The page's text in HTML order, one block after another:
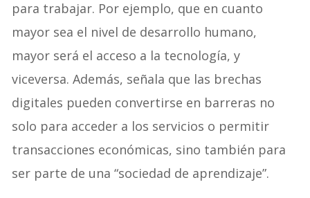
para trabajar. Por ejemplo, que en cuanto
mayor sea el nivel de desarrollo humano,
mayor será el acceso a la tecnología, y
viceversa. Además, señala que las brechas
digitales pueden convertirse en barreras no
solo para acceder a los servicios o permitir
transacciones económicas, sino también para
ser parte de una “sociedad de aprendizaje”.